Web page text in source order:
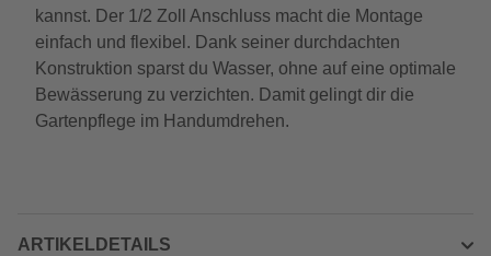
kannst. Der 1/2 Zoll Anschluss macht die Montage
einfach und flexibel. Dank seiner durchdachten
Konstruktion sparst du Wasser, ohne auf eine optimale
Bewässerung zu verzichten. Damit gelingt dir die
Gartenpflege im Handumdrehen.
ARTIKELDETAILS